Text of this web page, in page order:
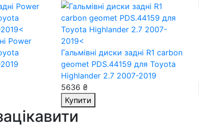
Power
Гальмівні диски задні R1 carbon
geomet PDS.44159 для Toyota
Highlander 2.7 2007-2019
5636 ₴
Купити